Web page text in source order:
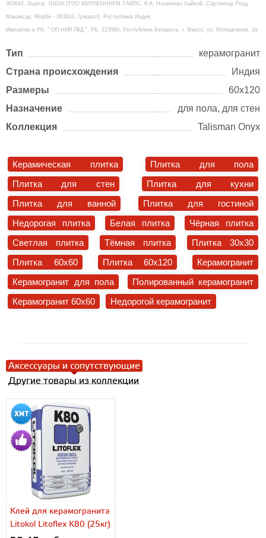
363642, Gujarat, INDIA (TOO МИЛЛЕННИУМ ТАЙЛС, 8-А, Нэшионал Хайвэй, Сартанпар Роад,
Макансар, Морби - 363642, Гужарат), Республика Индия.
Импортер в РБ: " ОП НИИ ПКД ", РБ, 223060, Республика Беларусь, г. Минск, ул. Молодежная, 2а
Тип
керамогранит
Страна происхождения
Индия
Размеры
60х120
Назначение
для пола, для стен
Коллекция
Talisman Onyx
Керамическая плитка
Плитка для пола
Плитка для стен
Плитка для кухни
Плитка для ванной
Плитка для гостиной
Недорогая плитка
Белая плитка
Чёрная плитка
Светлая плитка
Тёмная плитка
Плитка 30x30
Плитка 60x60
Плитка 60x120
Керамогранит
Керамогранит для пола
Полированный керамогранит
Керамогранит 60x60
Недорогой керамогранит
Аксессуары и сопутствующие
Другие товары из коллекции
Клей для керамогранита
Litokol Litoflex K80 (25кг)